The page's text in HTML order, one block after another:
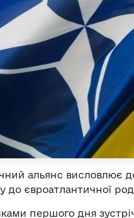
альянс висловлює
до євроатлантичної
першого дня